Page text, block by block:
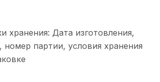
хранения: Дата изготовления,
номер партии, условия хранения